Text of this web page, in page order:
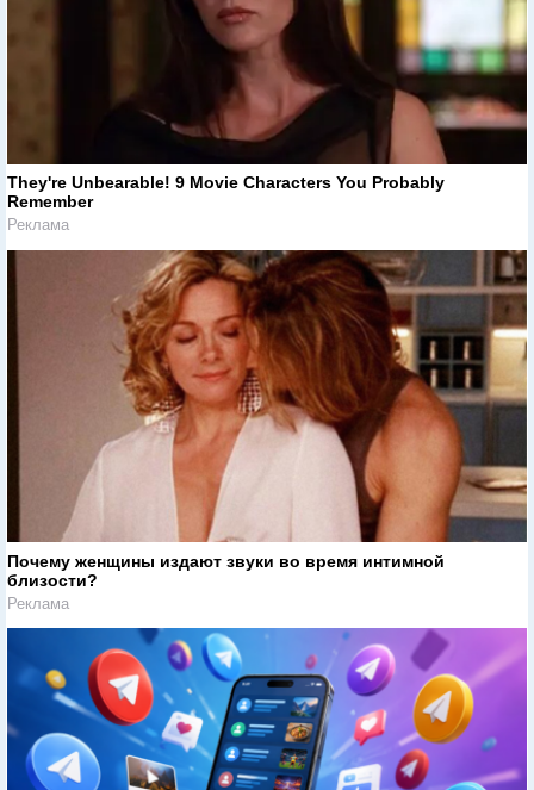
They're Unbearable! 9 Movie Characters You Probably
Remember
Реклама
Почему женщины издают звуки во время интимной
близости?
Реклама